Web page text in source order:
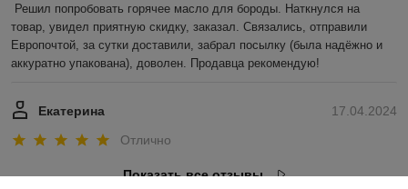
Решил попробовать горячее масло для бороды. Наткнулся на
товар, увидел приятную скидку, заказал. Связались, отправили
Европочтой, за сутки доставили, забрал посылку (была надёжно и
аккуратно упакована), доволен. Продавца рекомендую!
17.04.2024
Екатерина
Отлично
Показать все отзывы